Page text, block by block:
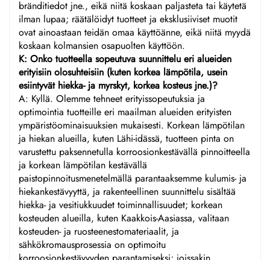
bränditiedot jne., eikä niitä koskaan paljasteta tai käytetä
ilman lupaa; räätälöidyt tuotteet ja eksklusiiviset muotit
ovat ainoastaan teidän omaa käyttöänne, eikä niitä myydä
koskaan kolmansien osapuolten käyttöön.
K: Onko tuotteella sopeutuva suunnittelu eri alueiden
erityisiin olosuhteisiin (kuten korkea lämpötila, usein
esiintyvät hiekka- ja myrskyt, korkea kosteus jne.)?
A: Kyllä. Olemme tehneet erityissopeutuksia ja
optimointia tuotteille eri maailman alueiden erityisten
ympäristöominaisuuksien mukaisesti. Korkean lämpötilan
ja hiekan alueilla, kuten Lähi-idässä, tuotteen pinta on
varustettu paksennetulla korroosionkestävällä pinnoitteella
ja korkean lämpötilan kestävällä
paistopinnoitusmenetelmällä parantaaksemme kulumis- ja
hiekankestävyyttä, ja rakenteellinen suunnittelu sisältää
hiekka- ja vesitiukkuudet toiminnallisuudet; korkean
kosteuden alueilla, kuten Kaakkois-Aasiassa, valitaan
kosteuden- ja ruosteenestomateriaalit, ja
sähkökromausprosessia on optimoitu